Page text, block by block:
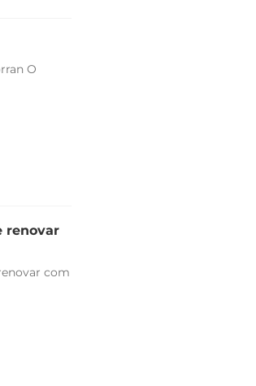
O
renovar
com